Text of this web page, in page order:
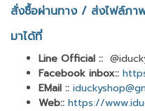
สั่งซื้อผ่านทาง / ส่งไฟล์ภา
มาได้ที่
Line Official ::
Facebook inbox::
EMail ::
Web:: https://